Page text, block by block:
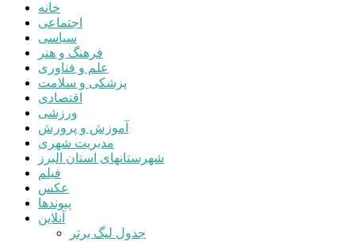
خانه
اجتماعی
سیاسی
فرهنگ و هنر
علم و فناوری
پزشکی و سلامت
اقتصادی
ورزشی
آموزش و پرورش
مدیریت شهری
شهرستانهای استان البرز
فیلم
عکس
پیوندها
آنلاین
جدول لیگ برتر